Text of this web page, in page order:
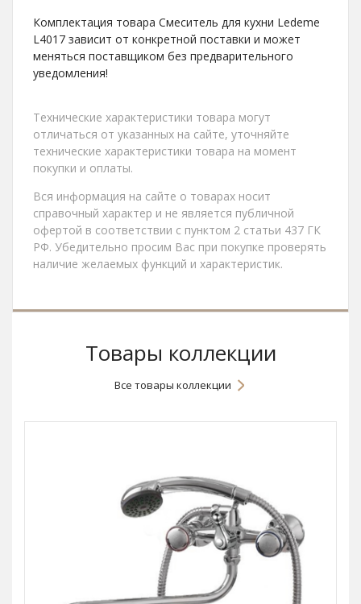
Комплектация товара Смеситель для кухни Ledeme
L4017 зависит от конкретной поставки и может
меняться поставщиком без предварительного
уведомления!
Технические характеристики товара могут
отличаться от указанных на сайте, уточняйте
технические характеристики товара на момент
покупки и оплаты.
Вся информация на сайте о товарах носит
справочный характер и не является публичной
офертой в соответствии с пунктом 2 статьи 437 ГК
РФ. Убедительно просим Вас при покупке проверять
наличие желаемых функций и характеристик.
Товары коллекции
Все товары коллекции